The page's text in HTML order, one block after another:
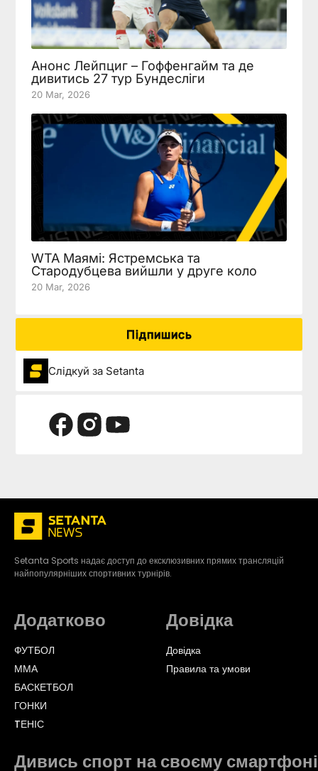
Анонс Лейпциг – Гоффенгайм та де
дивитись 27 тур Бундесліги
20 Mar, 2026
WTA Маямі: Ястремська та
Стародубцева вийшли у друге коло
20 Mar, 2026
Підпишись
Слідкуй за Setanta
Setanta Sports надає доступ до ексклюзивних прямих трансляцій
найпопулярніших спортивних турнірів.
Додатково
ФУТБОЛ
ММА
БАСКЕТБОЛ
ГОНКИ
TЕНІС
Довідка
Довідка
Правила та умови
Дивись спорт на своєму смартфоні